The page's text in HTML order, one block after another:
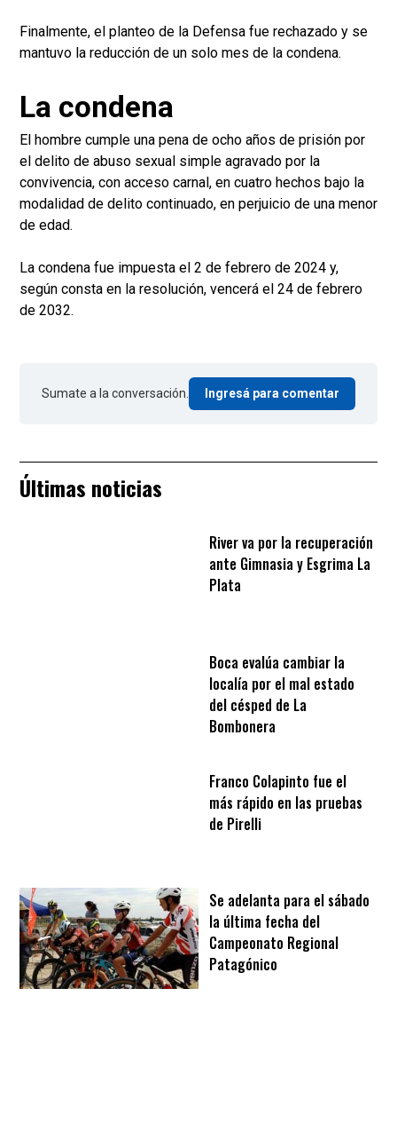
Finalmente, el planteo de la Defensa fue rechazado y se
mantuvo la reducción de un solo mes de la condena.
La condena
El hombre cumple una pena de ocho años de prisión por
el delito de abuso sexual simple agravado por la
convivencia, con acceso carnal, en cuatro hechos bajo la
modalidad de delito continuado, en perjuicio de una menor
de edad.
La condena fue impuesta el 2 de febrero de 2024 y,
según consta en la resolución, vencerá el 24 de febrero
de 2032.
Sumate a la conversación. Ingresá para comentar
Últimas noticias
River va por la recuperación
ante Gimnasia y Esgrima La
Plata
Boca evalúa cambiar la
localía por el mal estado
del césped de La
Bombonera
Franco Colapinto fue el
más rápido en las pruebas
de Pirelli
Se adelanta para el sábado
la última fecha del
Campeonato Regional
Patagónico